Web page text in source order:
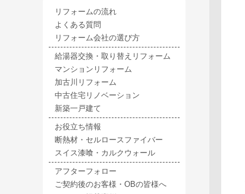
リフォームの流れ
よくある質問
リフォーム会社の選び方
給湯器交換・取り替えリフォーム
マンションリフォーム
加古川リフォーム
中古住宅リノベーション
新築一戸建て
お役立ち情報
断熱材・セルロースファイバー
スイス漆喰・カルクウォール
アフターフォロー
ご契約後のお客様・OBの皆様へ